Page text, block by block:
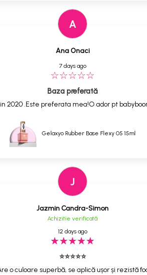
A
Ana Onaci
7 days ago
Baza preferată
2020 .Este preferata mea!O ador pt
Gelaxyo Rubber Base Flexy 05 15ml
J
Jazmin Candra-Simon
Achizitie verificată
12 days ago
⭐⭐⭐⭐⭐
o culoare superbă, se aplică ușor și rezistă